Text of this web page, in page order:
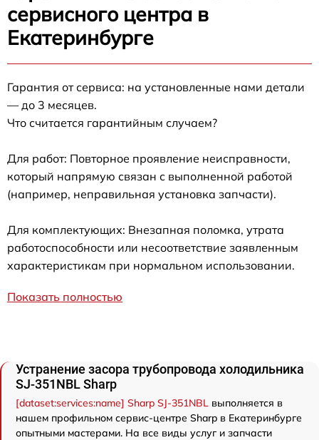
сервисного центра в
Екатеринбурге
Гарантия от сервиса: на установленные нами детали
— до 3 месяцев.
Что считается гарантийным случаем?
Для работ: Повторное проявление неисправности,
который напрямую связан с выполненной работой
(например, неправильная установка запчасти).
Для комплектующих: Внезапная поломка, утрата
работоспособности или несоответствие заявленным
характеристикам при нормальном использовании.
Показать полностью
Устранение засора трубопровода холодильника
SJ-351NBL Sharp
[dataset:services:name] Sharp SJ-351NBL выполняется в
нашем профильном сервис-центре Sharp в Екатеринбурге
опытными мастерами. На все виды услуг и запчасти